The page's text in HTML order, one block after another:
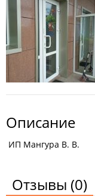
Описание
ИП Мангура В. В.
Отзывы (0)